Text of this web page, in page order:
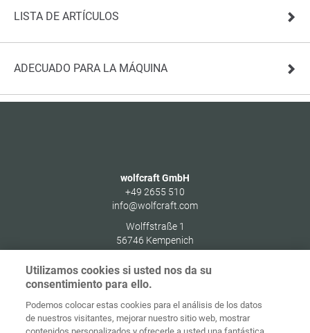
LISTA DE ARTÍCULOS
ADECUADO PARA LA MÁQUINA
wolfcraft GmbH
+49 2655 510
info@wolfcraft.com
Wolffstraße 1
56746 Kempenich
Protección de
Utilizamos cookies si usted nos da su
consentimiento para ello.
Podemos colocar estas cookies para el análisis de los datos
de nuestros visitantes, mejorar nuestro sitio web, mostrar